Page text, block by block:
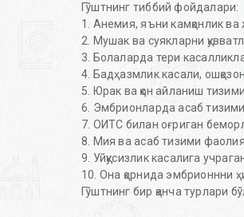
Гўштнинг тиббий фойдалари:
1. Анемия, яъни камқонлик
2. Мушак ва суякларни
3. Болаларда тери
4. Бадҳазмлик касали,
5. Юрак ва қон айланиш
6. Эмбрионларда асаб
7. ОИТС билан оғриган
8. Мия ва асаб тизими
9. Уйқусизлик касалига
10. Она қорнида эмбрионнни
Гўштнинг бир қанча турлари